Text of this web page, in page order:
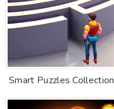
Smart Puzzles Collection